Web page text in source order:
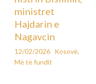
ministret
Hajdarin e
Nagavcin
12/02/2026 Kosovë,
Më të fundit